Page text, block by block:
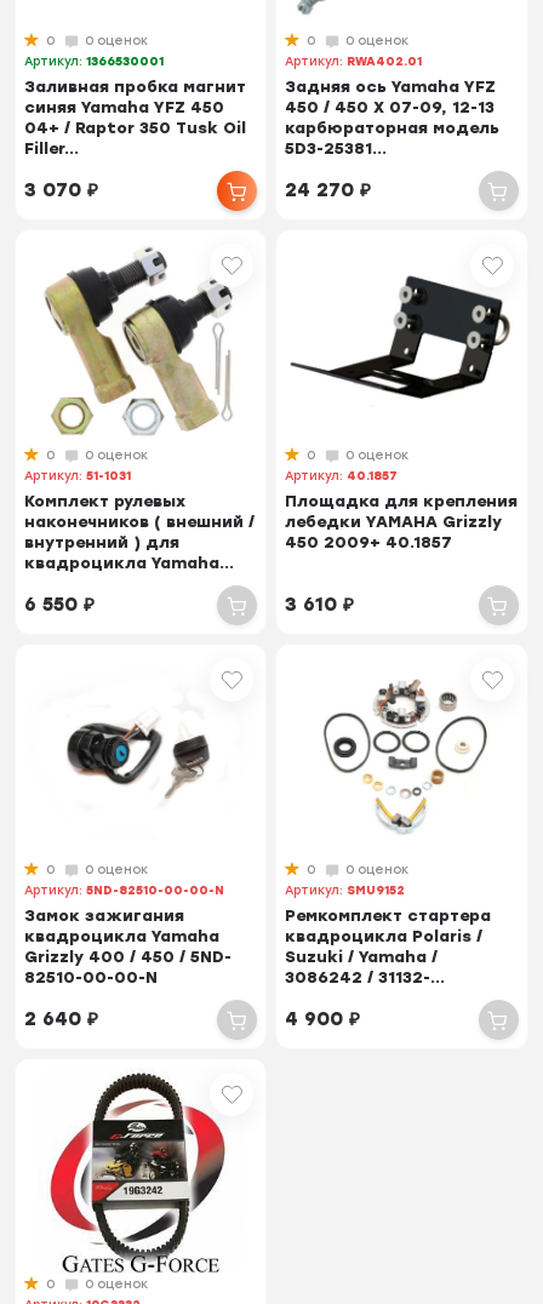
0
0 оценок
Артикул:1366530001
Заливная пробка магнит
синяя Yamaha YFZ 450
04+ / Raptor 350 Tusk Oil
Filler...
3 070₽
0
0 оценок
Артикул: RWA402.01
Задняя ось Yamaha YFZ
450 / 450 X 07-09, 12-13
карбюраторная модель
5D3-25381...
24 270₽
0
0 оценок
Артикул:51-1031
Комплект рулевых
наконечников ( внешний /
внутренний ) для
квадроцикла Yamaha...
6 550₽
0
0 оценок
Артикул: 40.1857
Площадка для крепления
лебедки YAMAHA Grizzly
450 2009+ 40.1857
3 610₽
0
0 оценок
Артикул:5ND-82510-00-00-N
Замок зажигания
квадроцикла Yamaha
Grizzly 400 / 450 / 5ND-
82510-00-00-N
2 640₽
0
0 оценок
Артикул: SMU9152
Ремкомплект стартера
квадроцикла Polaris /
Suzuki / Yamaha /
3086242 / 31132-...
4 900₽
0
0 оценок